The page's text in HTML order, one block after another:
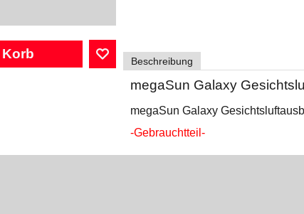
Beschreibung
megaSun Galaxy
megaSun Galaxy
-Gebrauchtteil-